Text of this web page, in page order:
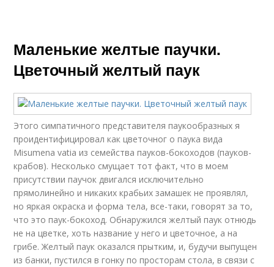
Маленькие желтые паучки.
Цветочный желтый паук
Этого симпатичного представителя паукообразных я
проидентифицировал как цветочног о паука вида
Misumena vatia из семейства пауков-бокоходов (пауков-
крабов). Несколько смущает тот факт, что в моем
присутствии паучок двигался исключительно
прямолинейно и никаких крабьих замашек не проявлял,
но яркая окраска и форма тела, все-таки, говорят за то,
что это паук-бокоход. Обнаружился желтый паук отнюдь
не на цветке, хоть название у него и цветочное, а на
грибе. Желтый паук оказался прытким, и, будучи выпущен
из банки, пустился в гонку по просторам стола, в связи с